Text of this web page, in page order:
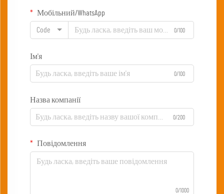
Мобільний/WhatsApp
Code 0/100
Ім'я
0/100
Назва компанії
0/200
Повідомлення
0/1000